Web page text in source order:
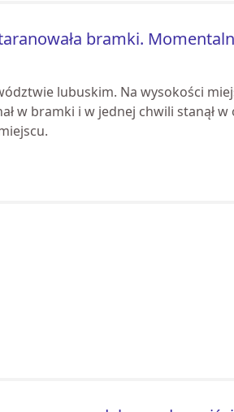
bramki.
lubuskim. Na wysokości
w bramki i w jednej chwili stanął w